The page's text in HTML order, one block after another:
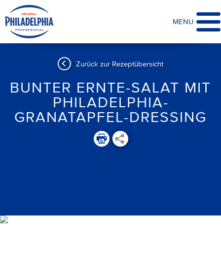
MENU
Zurück zur Rezeptübersicht
BUNTER ERNTE-SALAT MIT
PHILADELPHIA-
GRANATAPFEL-DRESSING